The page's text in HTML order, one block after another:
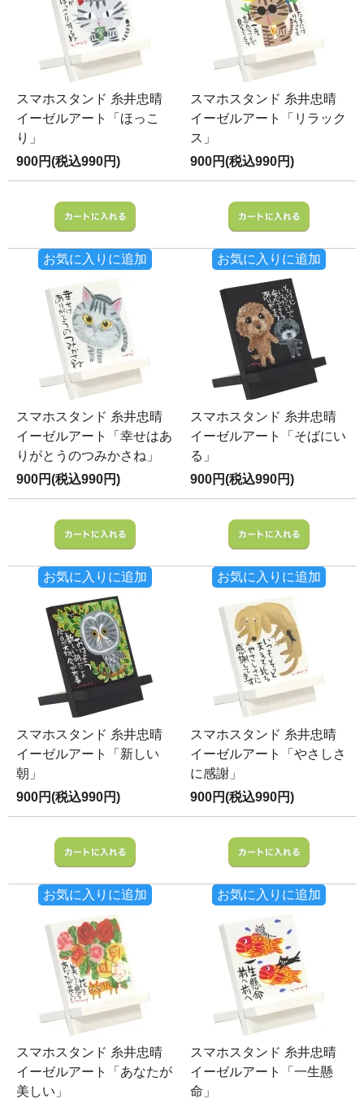
スマホスタンド 糸井忠晴
イーゼルアート「ほっこ
り」
900円(税込990円)
お気に入りに追加
スマホスタンド 糸井忠晴
イーゼルアート「リラック
ス」
900円(税込990円)
お気に入りに追加
スマホスタンド 糸井忠晴
イーゼルアート「幸せはあ
りがとうのつみかさね」
900円(税込990円)
お気に入りに追加
スマホスタンド 糸井忠晴
イーゼルアート「そばにい
る」
900円(税込990円)
お気に入りに追加
スマホスタンド 糸井忠晴
イーゼルアート「新しい
朝」
900円(税込990円)
お気に入りに追加
スマホスタンド 糸井忠晴
イーゼルアート「やさしさ
に感謝」
900円(税込990円)
お気に入りに追加
スマホスタンド 糸井忠晴
イーゼルアート「あなたが
美しい」
スマホスタンド 糸井忠晴
イーゼルアート「一生懸
命」